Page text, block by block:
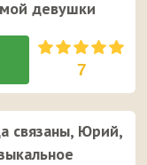
девушки
7
связаны, Юрий,